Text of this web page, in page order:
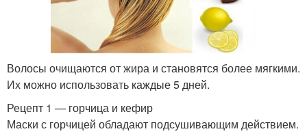
Волосы очищаются от жира и становятся более мягкими.
Их можно использовать каждые 5 дней.
Рецепт 1 — горчица и кефир
Маски с горчицей обладают подсушивающим действием.